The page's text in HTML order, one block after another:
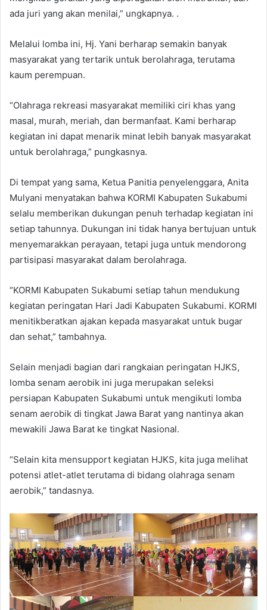
ada juri yang akan menilai,” ungkapnya. .
Melalui lomba ini, Hj. Yani berharap semakin banyak
masyarakat yang tertarik untuk berolahraga, terutama
kaum perempuan.
“Olahraga rekreasi masyarakat memiliki ciri khas yang
masal, murah, meriah, dan bermanfaat. Kami berharap
kegiatan ini dapat menarik minat lebih banyak masyarakat
untuk berolahraga,” pungkasnya.
Di tempat yang sama, Ketua Panitia penyelenggara, Anita
Mulyani menyatakan bahwa KORMI Kabupaten Sukabumi
selalu memberikan dukungan penuh terhadap kegiatan ini
setiap tahunnya. Dukungan ini tidak hanya bertujuan untuk
menyemarakkan perayaan, tetapi juga untuk mendorong
partisipasi masyarakat dalam berolahraga.
“KORMI Kabupaten Sukabumi setiap tahun mendukung
kegiatan peringatan Hari Jadi Kabupaten Sukabumi. KORMI
menitikberatkan ajakan kepada masyarakat untuk bugar
dan sehat,” tambahnya.
Selain menjadi bagian dari rangkaian peringatan HJKS,
lomba senam aerobik ini juga merupakan seleksi
persiapan Kabupaten Sukabumi untuk mengikuti lomba
senam aerobik di tingkat Jawa Barat yang nantinya akan
mewakili Jawa Barat ke tingkat Nasional.
“Selain kita mensupport kegiatan HJKS, kita juga melihat
potensi atlet-atlet terutama di bidang olahraga senam
aerobik,” tandasnya.